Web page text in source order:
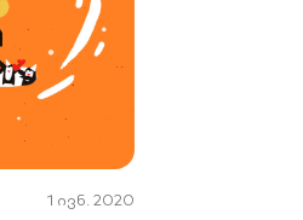
1 ივნ. 2020